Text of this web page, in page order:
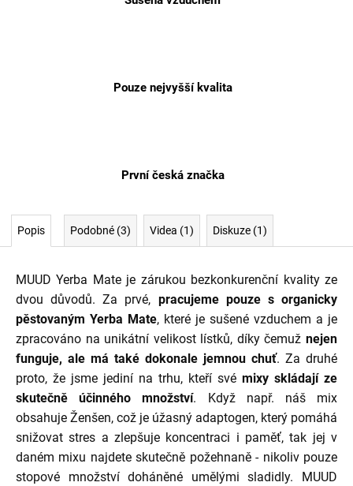
Pouze nejvyšší kvalita
První česká značka
Popis Podobné (3) Videa (1) Diskuze (1)
MUUD Yerba Mate je zárukou bezkonkurenční kvality ze
dvou důvodů. Za prvé, pracujeme pouze s organicky
pěstovaným Yerba Mate, které je sušené vzduchem a je
zpracováno na unikátní velikost lístků, díky čemuž nejen
funguje, ale má také dokonale jemnou chuť. Za druhé
proto, že jsme jediní na trhu, kteří své mixy skládají ze
skutečně účinného množství. Když např. náš mix
obsahuje Ženšen, což je úžasný adaptogen, který pomáhá
snižovat stres a zlepšuje koncentraci i paměť, tak jej v
daném mixu najdete skutečně požehnaně - nikoliv pouze
stopové množství doháněné umělými sladidly. MUUD